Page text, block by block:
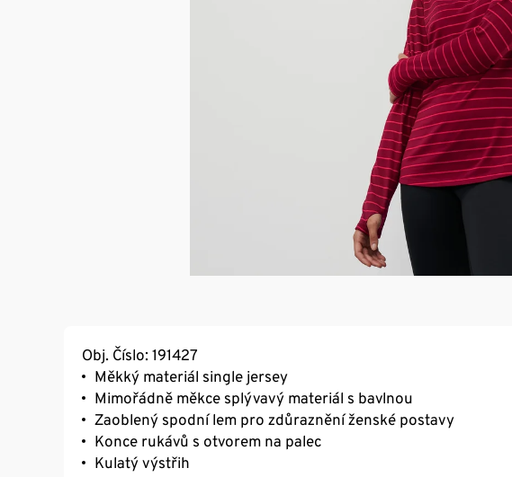
Obj. Číslo: 191427
Měkký materiál single jersey
Mimořádně měkce splývavý materiál s bavlnou
Zaoblený spodní lem pro zdůraznění ženské postavy
Konce rukávů s otvorem na palec
Kulatý výstřih